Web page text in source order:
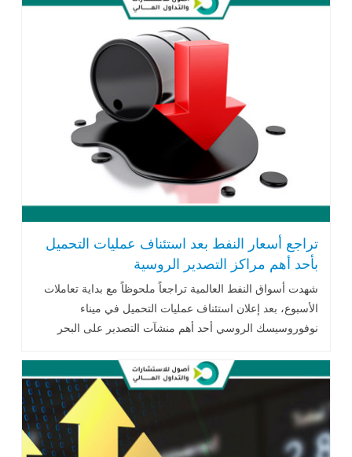
تراجع أسعار النفط بعد استئناف عمليات التحميل
بأحد أهم مراكز التصدير الروسية
شهدت أسواق النفط العالمية تراجعاً ملحوظاً مع بداية تعاملات
الأسبوع، بعد إعلان استئناف عمليات التحميل في ميناء
نوفوروسيسك الروسي أحد أهم منشآت التصدير على البحر